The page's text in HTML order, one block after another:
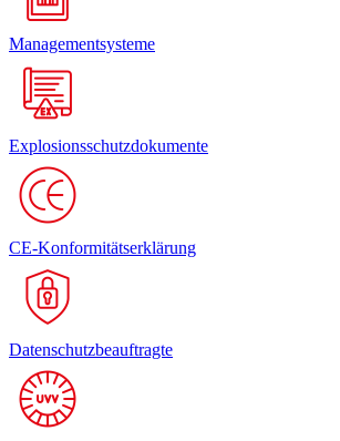
Managementsysteme
Explosionsschutzdokumente
CE-Konformitätserklärung
Datenschutzbeauftragte